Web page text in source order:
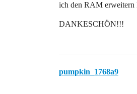
ich den RAM erweitern
DANKESCHÖN!!!
pumpkin_1768a9